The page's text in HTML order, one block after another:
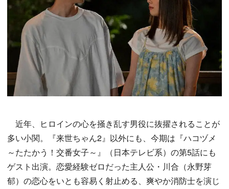
近年、ヒロインの心を掻き乱す男役に抜擢されることが
多い小関。『来世ちゃん2』以外にも、今期は『ハコヅメ
～たたかう！交番女子～』（日本テレビ系）の第5話にも
ゲスト出演。恋愛経験ゼロだった主人公・川合（永野芽
郁）の恋心をいとも容易く射止める、爽やか消防士を演じ